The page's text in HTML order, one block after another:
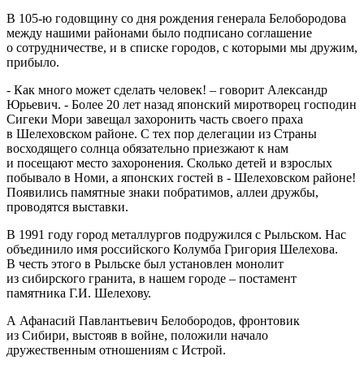
В 105-ю годовщину со дня рождения генерала Белобородова
между нашими районами было подписано соглашение
о сотрудничестве, и в списке городов, с которыми мы дружим,
прибыло.
- Как много может сделать человек! – говорит Александр
Юрьевич. - Более 20 лет назад японский миротворец господин
Сигеки Мори завещал захоронить часть своего праха
в Шелеховском районе. С тех пор делегации из Страны
восходящего солнца обязательно приезжают к нам
и посещают место захоронения. Сколько детей и взрослых
побывало в Номи, а японских гостей в - Шелеховском районе!
Появились памятные знаки побратимов, аллеи дружбы,
проводятся выставки.
В 1991 году город металлургов подружился с Рыльском. Нас
объединило имя российского Колумба Григория Шелехова.
В честь этого в Рыльске был установлен монолит
из сибирского гранита, в нашем городе – постамент
памятника Г.И. Шелехову.
А Афанасий Павлантьевич Белобородов, фронтовик
из Сибири, выстояв в войне, положили начало
дружественным отношениям с Истрой.